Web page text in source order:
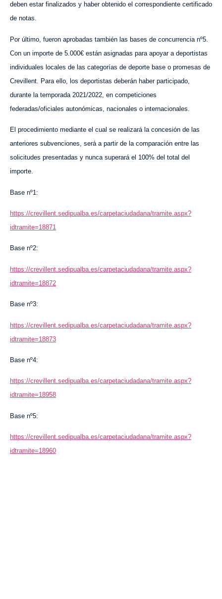
deben estar finalizados y haber obtenido el correspondiente certificado
de notas.
Por último, fueron aprobadas también las bases de concurrencia nº5.
Con un importe de 5.000€ están asignadas para apoyar a deportistas
individuales locales de las categorías de deporte base o promesas de
Crevillent. Para ello, los deportistas deberán haber participado,
durante la temporada 2021/2022, en competiciones
federadas/oficiales autonómicas, nacionales o internacionales.
El procedimiento mediante el cual se realizará la concesión de las
anteriores subvenciones, será a partir de la comparación entre las
solicitudes presentadas y nunca superará el 100% del total del
importe.
Base nº1:
https://crevillent.sedipualba.es/carpetaciudadana/tramite.aspx?
idtramite=18871
Base nº2:
https://crevillent.sedipualba.es/carpetaciudadana/tramite.aspx?
idtramite=18872
Base nº3:
https://crevillent.sedipualba.es/carpetaciudadana/tramite.aspx?
idtramite=18873
Base nº4:
https://crevillent.sedipualba.es/carpetaciudadana/tramite.aspx?
idtramite=18958
Base nº5:
https://crevillent.sedipualba.es/carpetaciudadana/tramite.aspx?
idtramite=18960